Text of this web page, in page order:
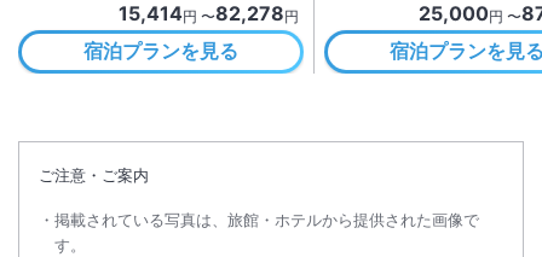
15,414円 〜82,278円
宿泊プランを見る
25,000円 〜
宿泊プランを見
ご注意・ご案内
掲載されている写真は、旅館・ホテルから提供された画像で
す。